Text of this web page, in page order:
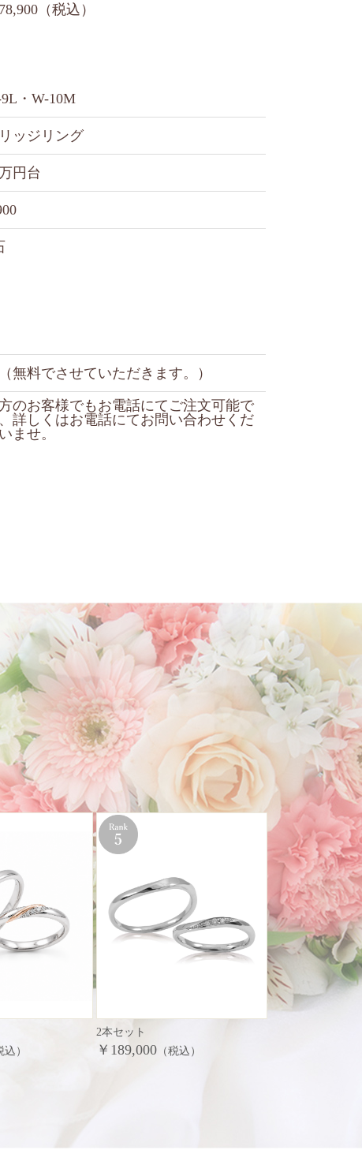
（税込）
・W-10M
ッジリング
円台
無料でさせていただきます。）
のお客様でもお電話にてご注文可能で
詳しくはお電話にてお問い合わせくだ
ませ。
）
2本セット
￥189,000 （税込）